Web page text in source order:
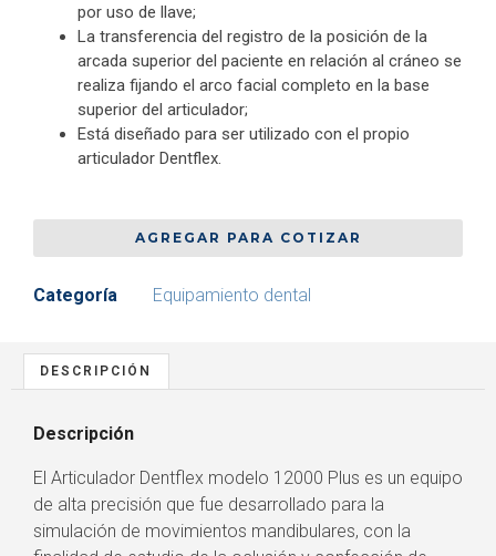
por uso de llave;
La transferencia del registro de la posición de la
arcada superior del paciente en relación al cráneo se
realiza fijando el arco facial completo en la base
superior del articulador;
Está diseñado para ser utilizado con el propio
articulador Dentflex.
AGREGAR PARA COTIZAR
Categoría Equipamiento dental
DESCRIPCIÓN
Descripción
El Articulador Dentflex modelo 12000 Plus es un equipo
de alta precisión que fue desarrollado para la
simulación de movimientos mandibulares, con la